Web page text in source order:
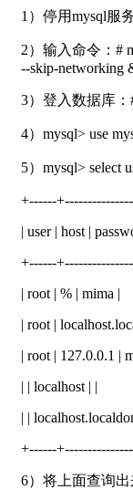
1）停用mysql服
2）输入命令：#
--skip-networking
3）登入数据库：
4）mysql> use
5）mysql> select
+------
| user | host |
+------
| root | % | mima |
| root |
| root | 127.0.0.1 |
| | localhost | |
| |
+------
6）将上面查询出